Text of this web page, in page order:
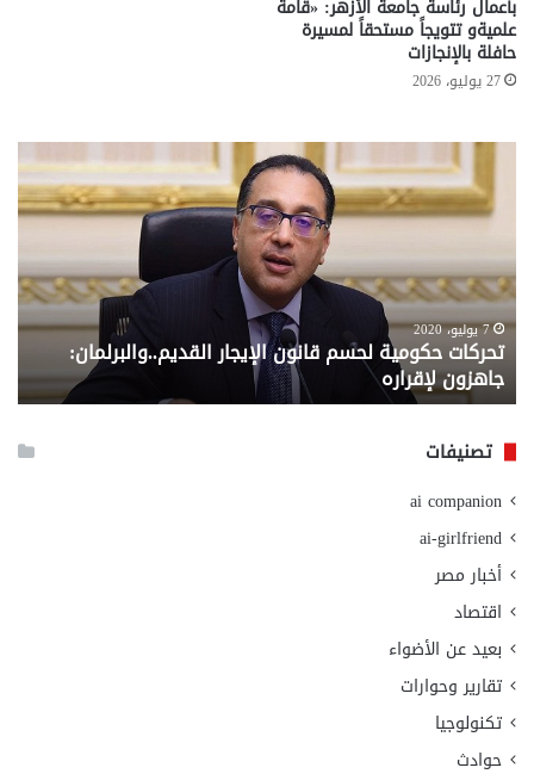
بأعمال رئاسة جامعة الأزهر: «قامة
علميةو تتويجاً مستحقاً لمسيرة
حافلة بالإنجازات
27 يوليو، 2026
تحركات
حكومية
لحسم
قانون
القديم..والبرلمان:
جاهزون
لإقراره
7 يوليو، 2020
تحركات حكومية لحسم قانون الإيجار القديم..والبرلمان:
جاهزون لإقراره
..
من
تصنيفات
ai companion
ai-girlfriend
أخبار مصر
اقتصاد
بعيد عن الأضواء
تقارير وحوارات
تكنولوجيا
حوادث